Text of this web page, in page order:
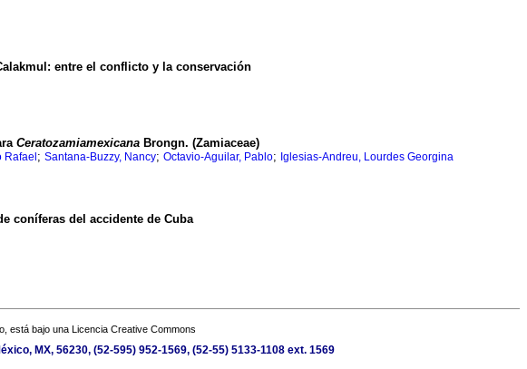
entre el conflicto y la conservación
Ceratozamiamexicana Brongn. (Zamiaceae)
; Santana-Buzzy, Nancy; Octavio-Aguilar, Pablo; Iglesias-Andreu, Lourdes Georgina
coníferas del accidente de Cuba
está bajo una Licencia Creative Commons
MX, 56230, (52-595) 952-1569, (52-55) 5133-1108 ext. 1569